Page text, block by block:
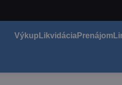
Výkup LikvidáciaPrenájom